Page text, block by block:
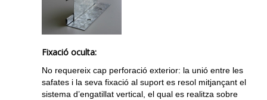
Fixació oculta:
No requereix cap perforació exterior: la unió entre les
safates i la seva fixació al suport es resol mitjançant el
sistema d’engatillat vertical, el qual es realitza sobre